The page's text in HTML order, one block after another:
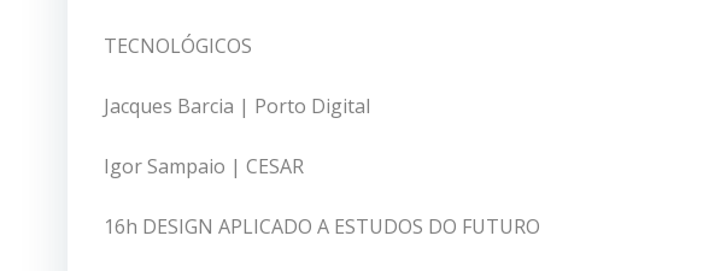
TECNOLÓGICOS
Jacques Barcia | Porto Digital
Igor Sampaio | CESAR
16h DESIGN APLICADO A ESTUDOS DO FUTURO